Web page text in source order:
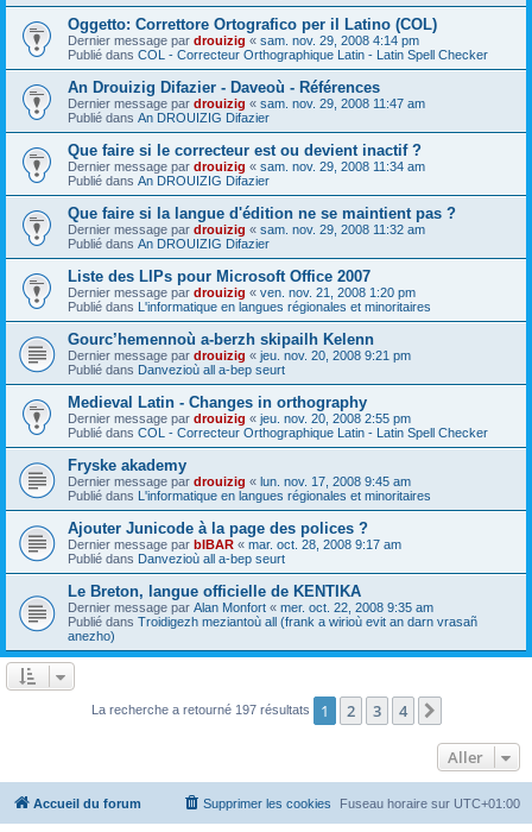
Oggetto: Correttore Ortografico per il Latino (COL)
Dernier message par drouizig « sam. nov. 29, 2008 4:14 pm
Publié dans COL - Correcteur Orthographique Latin - Latin Spell Checker
An Drouizig Difazier - Daveoù - Références
Dernier message par drouizig « sam. nov. 29, 2008 11:47 am
Publié dans An DROUIZIG Difazier
Que faire si le correcteur est ou devient inactif ?
Dernier message par drouizig « sam. nov. 29, 2008 11:34 am
Publié dans An DROUIZIG Difazier
Que faire si la langue d'édition ne se maintient pas ?
Dernier message par drouizig « sam. nov. 29, 2008 11:32 am
Publié dans An DROUIZIG Difazier
Liste des LIPs pour Microsoft Office 2007
Dernier message par drouizig « ven. nov. 21, 2008 1:20 pm
Publié dans L'informatique en langues régionales et minoritaires
Gourc’hemennoù a-berzh skipailh Kelenn
Dernier message par drouizig « jeu. nov. 20, 2008 9:21 pm
Publié dans Danvezioù all a-bep seurt
Medieval Latin - Changes in orthography
Dernier message par drouizig « jeu. nov. 20, 2008 2:55 pm
Publié dans COL - Correcteur Orthographique Latin - Latin Spell Checker
Fryske akademy
Dernier message par drouizig « lun. nov. 17, 2008 9:45 am
Publié dans L'informatique en langues régionales et minoritaires
Ajouter Junicode à la page des polices ?
Dernier message par bIBAR « mar. oct. 28, 2008 9:17 am
Publié dans Danvezioù all a-bep seurt
Le Breton, langue officielle de KENTIKA
Dernier message par Alan Monfort « mer. oct. 22, 2008 9:35 am
Publié dans Troidigezh meziantoù all (frank a wirioù evit an darn vrasañ
anezho)
La recherche a retourné 197 résultats 1 2 3 4
Aller
Accueil du forum Fuseau horaire sur UTC+01:00
Supprimer les cookies